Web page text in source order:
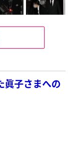
眞子さまへの